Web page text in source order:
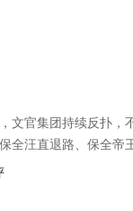
类是异族实验样本的
文官集团持续反扑
全汪直退路、保全
有辅国安邦之功。